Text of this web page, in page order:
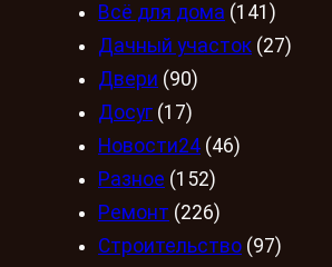
Всё для дома (141)
Дачный участок (27)
Двери (90)
Досуг (17)
Новости24 (46)
Разное (152)
Ремонт (226)
Строительство (97)